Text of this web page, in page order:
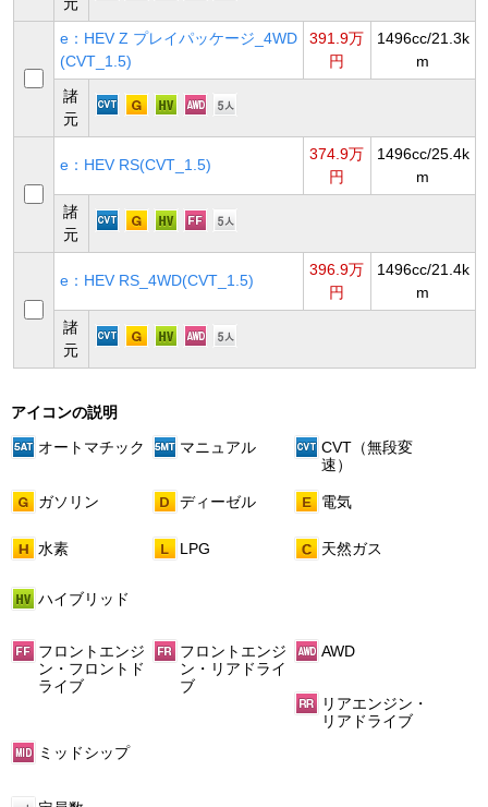
e：HEV Z プレイパッケージ_4WD
(CVT_1.5)
391.9万
円
1496cc/21.3k
m
諸
元
e：HEV RS(CVT_1.5)
374.9万
円
1496cc/25.4k
m
諸
元
e：HEV RS_4WD(CVT_1.5)
396.9万
円
1496cc/21.4k
m
諸
元
アイコンの説明
オートマチック
マニュアル
CVT（無段変
速）
ガソリン ディーゼル 電気
水素 LPG 天然ガス
ハイブリッド
フロントエンジ
ン・フロントド
ライブ
フロントエンジ
ン・リアドライ
ブ
AWD
リアエンジン・
リアドライブ
ミッドシップ